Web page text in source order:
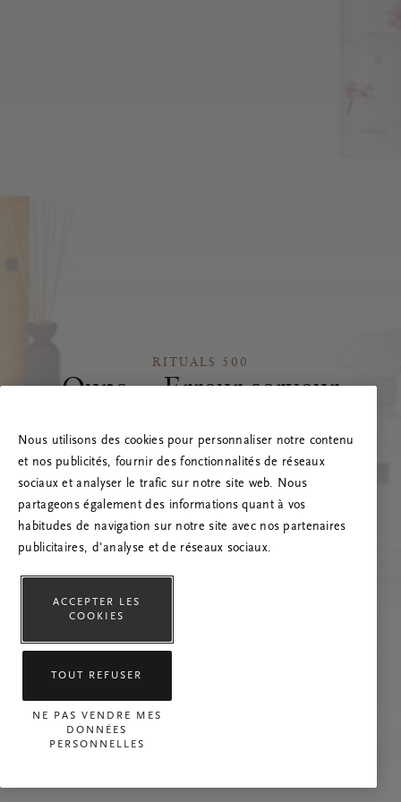
RITUALS 500
Oups… Erreur serveur
nous contacter si le problème persiste.
Nous utilisons des cookies pour personnaliser notre contenu
et nos publicités, fournir des fonctionnalités de réseaux
sociaux et analyser le trafic sur notre site web. Nous
partageons également des informations quant à vos
habitudes de navigation sur notre site avec nos partenaires
publicitaires, d'analyse et de réseaux sociaux.
ACCEPTER LES
COOKIES
TOUT REFUSER
NE PAS VENDRE MES
DONNÉES
PERSONNELLES